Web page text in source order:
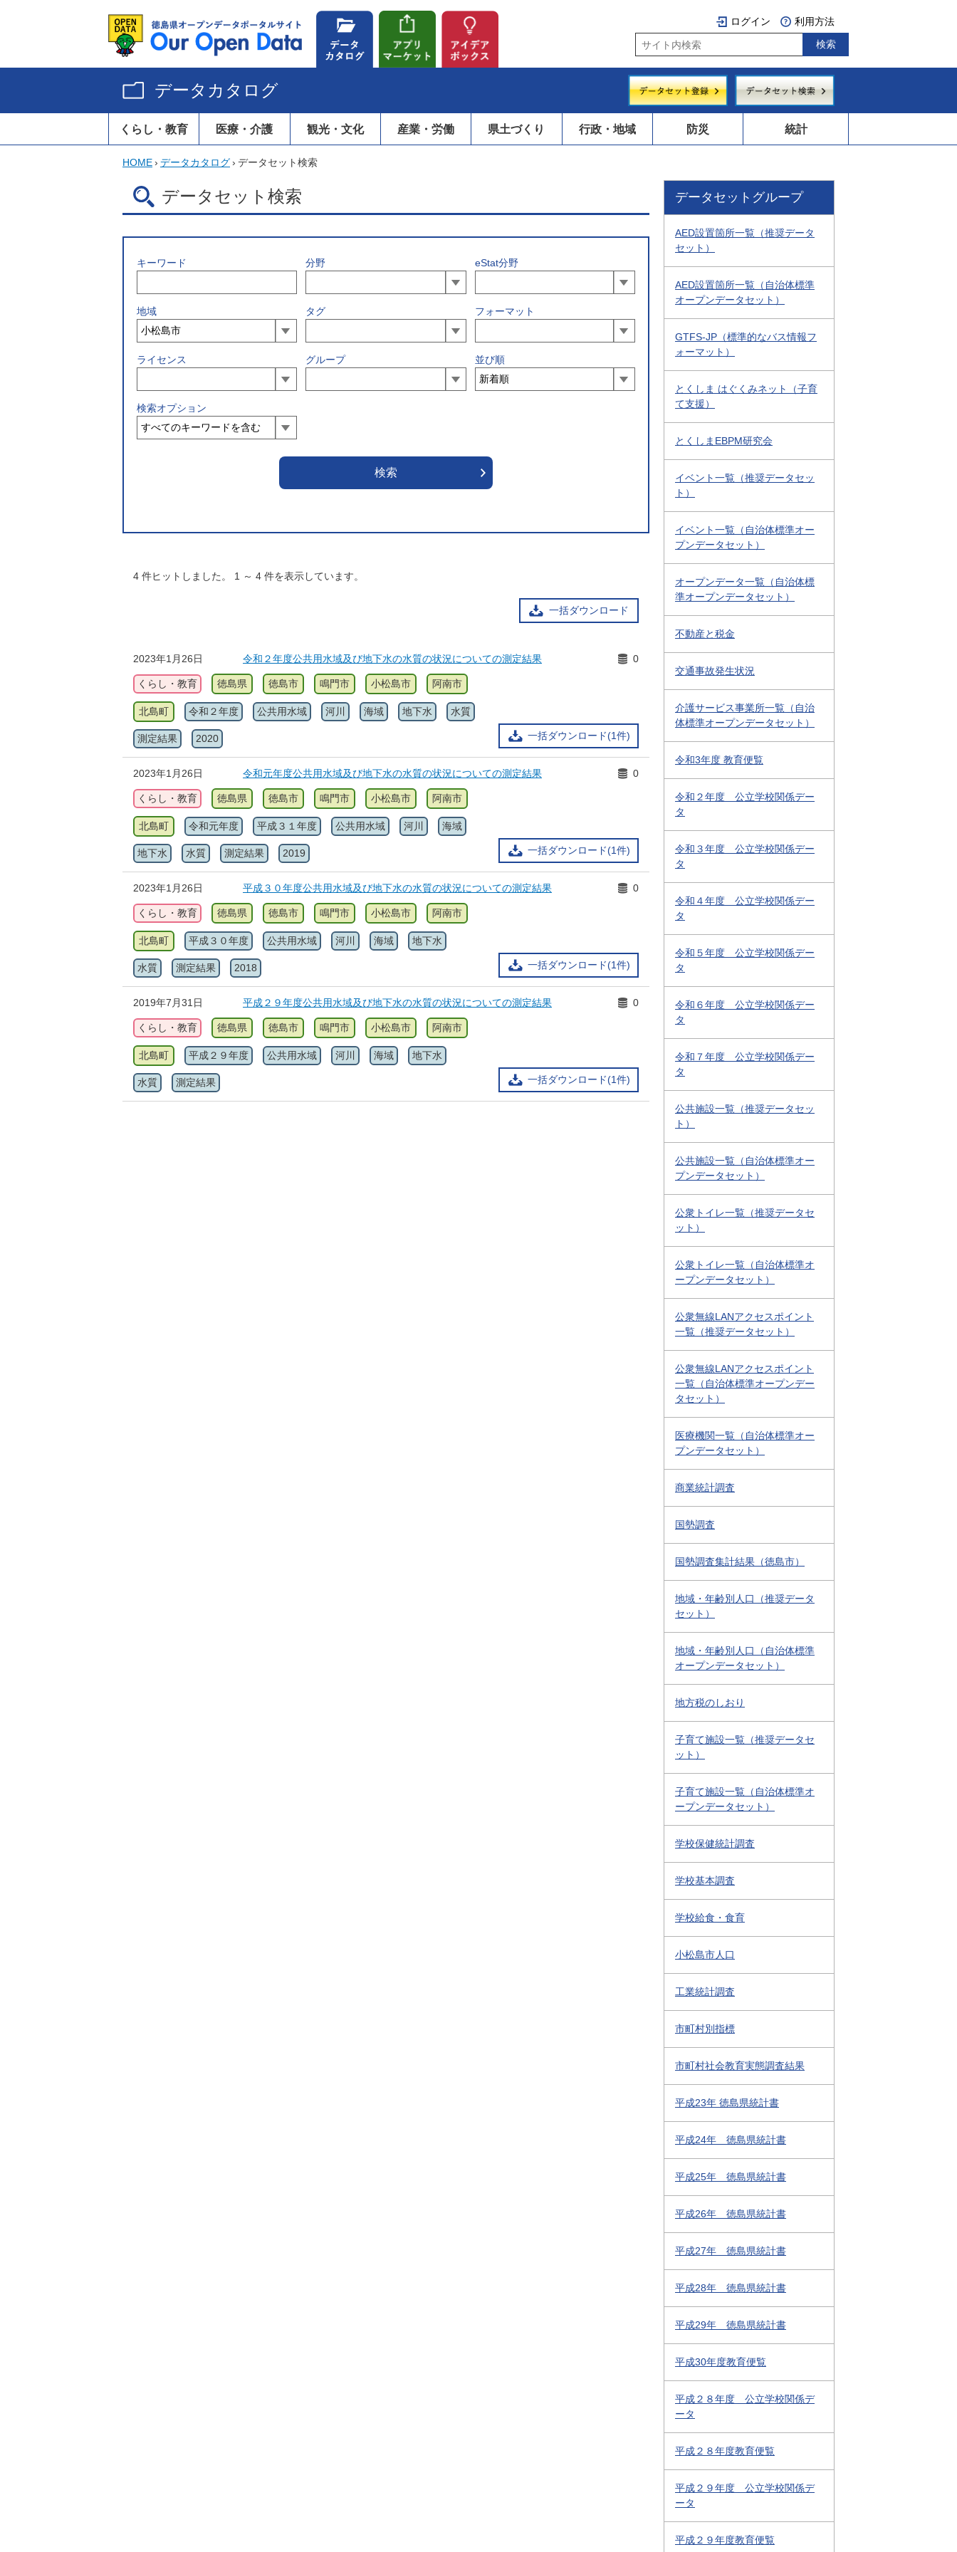
ログイン 利用方法
データカタログ
くらし・教育 医療・介護 観光・文化 産業・労働 県土づくり 行政・地域 防災 統計
HOME› データカタログ› データセット検索
データセット検索
キーワード 分野 eStat分野
地域 タグ フォーマット
ライセンス グループ 並び順
検索オプション
4 件ヒットしました。 1 ～ 4 件を表示しています。
一括ダウンロード
2023年1月26日 令和２年度公共用水域及び地下水の水質の状況についての測定結果
一括ダウンロード(1件)
0
くらし・教育 徳島県 徳島市 鳴門市 小松島市 阿南市
北島町 令和２年度 公共用水域 河川 海域 地下水 水質
測定結果 2020
2023年1月26日 令和元年度公共用水域及び地下水の水質の状況についての測定結果
一括ダウンロード(1件)
0
くらし・教育 徳島県 徳島市 鳴門市 小松島市 阿南市
北島町 令和元年度 平成３１年度 公共用水域 河川 海域
地下水 水質 測定結果 2019
2023年1月26日 平成３０年度公共用水域及び地下水の水質の状況についての測定結果
一括ダウンロード(1件)
0
くらし・教育 徳島県 徳島市 鳴門市 小松島市 阿南市
北島町 平成３０年度 公共用水域 河川 海域 地下水
水質 測定結果 2018
2019年7月31日 平成２９年度公共用水域及び地下水の水質の状況についての測定結果
一括ダウンロード(1件)
0
くらし・教育 徳島県 徳島市 鳴門市 小松島市 阿南市
北島町 平成２９年度 公共用水域 河川 海域 地下水
水質 測定結果
データセットグループ
AED設置箇所一覧（推奨データ
セット）
AED設置箇所一覧（自治体標準
オープンデータセット）
GTFS-JP（標準的なバス情報フ
ォーマット）
とくしま はぐくみネット（子育
て支援）
とくしまEBPM研究会
イベント一覧（推奨データセッ
ト）
イベント一覧（自治体標準オー
プンデータセット）
オープンデータ一覧（自治体標
準オープンデータセット）
不動産と税金
交通事故発生状況
介護サービス事業所一覧（自治
体標準オープンデータセット）
令和3年度 教育便覧
令和２年度 公立学校関係デー
タ
令和３年度 公立学校関係デー
タ
令和４年度 公立学校関係デー
タ
令和５年度 公立学校関係デー
タ
令和６年度 公立学校関係デー
タ
令和７年度 公立学校関係デー
タ
公共施設一覧（推奨データセッ
ト）
公共施設一覧（自治体標準オー
プンデータセット）
公衆トイレ一覧（推奨データセ
ット）
公衆トイレ一覧（自治体標準オ
ープンデータセット）
公衆無線LANアクセスポイント
一覧（推奨データセット）
公衆無線LANアクセスポイント
一覧（自治体標準オープンデー
タセット）
医療機関一覧（自治体標準オー
プンデータセット）
商業統計調査
国勢調査
国勢調査集計結果（徳島市）
地域・年齢別人口（推奨データ
セット）
地域・年齢別人口（自治体標準
オープンデータセット）
地方税のしおり
子育て施設一覧（推奨データセ
ット）
子育て施設一覧（自治体標準オ
ープンデータセット）
学校保健統計調査
学校基本調査
学校給食・食育
小松島市人口
工業統計調査
市町村別指標
市町村社会教育実態調査結果
平成23年 徳島県統計書
平成24年 徳島県統計書
平成25年 徳島県統計書
平成26年 徳島県統計書
平成27年 徳島県統計書
平成28年 徳島県統計書
平成29年 徳島県統計書
平成30年度教育便覧
平成２８年度 公立学校関係デ
ータ
平成２８年度教育便覧
平成２９年度 公立学校関係デ
ータ
平成２９年度教育便覧